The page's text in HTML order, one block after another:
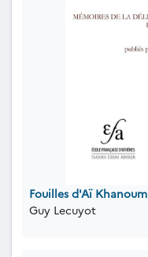
Fouilles d'Aï Khanoum
Guy Lecuyot